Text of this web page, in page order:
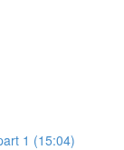
1 (15:04)